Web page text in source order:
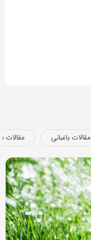
مقالات باغبانی مقالات